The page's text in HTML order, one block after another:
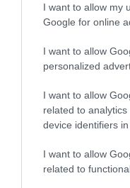
I want to allow my
Google for online
I want to allow
personalized
I want to allow
related to
device identifiers in
I want to allow
related to
2020. Július 11.